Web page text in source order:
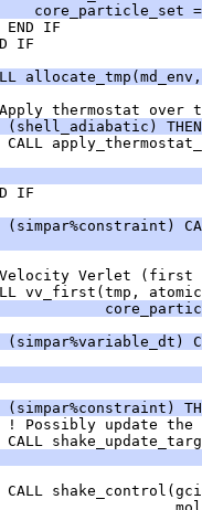
core_particle_set
END IF
IF
thermostat over
(shell_adiabatic) THEN
CALL
IF
(simpar%constraint)
Verlet (first
vv_first(tmp,
(simpar%variable_dt)
(simpar%constraint)
! Possibly update the
CALL
CALL